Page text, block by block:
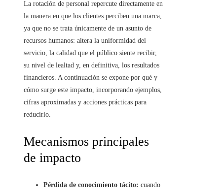
La rotación de personal repercute directamente en
la manera en que los clientes perciben una marca,
ya que no se trata únicamente de un asunto de
recursos humanos: altera la uniformidad del
servicio, la calidad que el público siente recibir,
su nivel de lealtad y, en definitiva, los resultados
financieros. A continuación se expone por qué y
cómo surge este impacto, incorporando ejemplos,
cifras aproximadas y acciones prácticas para
reducirlo.
Mecanismos principales
de impacto
Pérdida de conocimiento tácito: cuando